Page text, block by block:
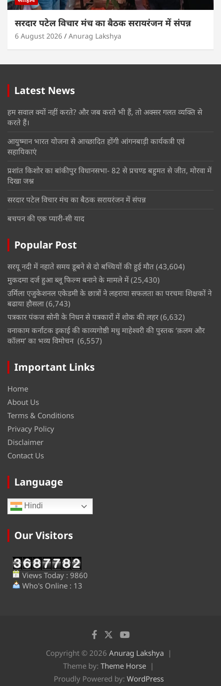
सरदार पटेल विचार मंच का बैठक सरायरंजन में संपन्न
6 August 2026 Anurag Lakshya
Latest News
हम सवाल क्यों नहीं करते? और जब करते भी हैं, तो अक्सर गलत व्यक्ति से
करते हैं।
आयुष्मान भारत योजना से आच्छादित होंगी आंगनबाड़ी कार्यकत्री एवं
सहायिकाएं
प्रशांत किशोर का बांकीपुर विधानसभा- 82 से प्रचण्ड बहुमत से जीत, मोरवा में
दिखा जश्न
सरदार पटेल विचार मंच का बैठक सरायरंजन में संपन्न
बचपन की एक प्यारी-सी याद
Popular Post
सरयू नदी में नहाते समय डूबने से दो बच्चियों की हुई मौत (43,604)
मुकदमा दर्ज हुआ ब्लू फिल्म बनाने के मामले में (25,430)
उर्मिला एजुकेशनल एकेडमी के छात्रों ने लहराया सफलता का परचमः शिक्षकों ने
बढाया हौसला (6,743)
पत्रकार पंकज सोनी के निधन से पत्रकारों में शोक की लहर (6,632)
वनाकाम कर्नाटक इकाई की काव्यगोष्ठी मधु माहेश्वरी की पुस्तक ‘क़लम और
कॉलम’ का भव्य विमोचन (6,557)
Important Links
Home
About Us
Terms & Conditions
Privacy Policy
Disclaimer
Contact Us
Language
Hindi
Our Visitors
Views Today : 9860
Who's Online : 13
Copyright © 2026 Anurag Lakshya
Theme by: Theme Horse
Proudly Powered by: WordPress